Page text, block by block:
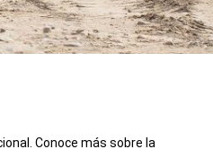
Conoce más sobre la